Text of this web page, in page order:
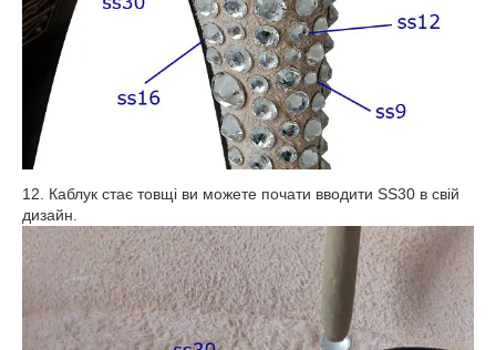
12. Каблук стає товщі ви можете почати вводити SS30 в свій
дизайн.